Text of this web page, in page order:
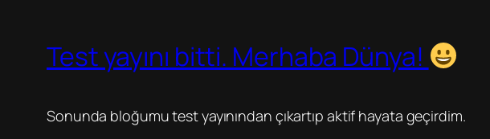
Test yayını bitti. Merhaba Dünya!
Sonunda bloğumu test yayınından çıkartıp aktif hayata geçirdim.